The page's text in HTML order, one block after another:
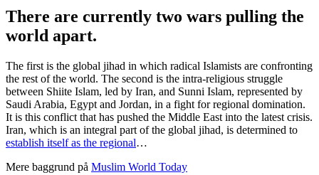
There are currently two wars pulling the
world apart.
The first is the global jihad in which radical Islamists are confronting
the rest of the world. The second is the intra-religious struggle
between Shiite Islam, led by Iran, and Sunni Islam, represented by
Saudi Arabia, Egypt and Jordan, in a fight for regional domination.
It is this conflict that has pushed the Middle East into the latest crisis.
Iran, which is an integral part of the global jihad, is determined to
establish itself as the regional…
Mere baggrund på Muslim World Today